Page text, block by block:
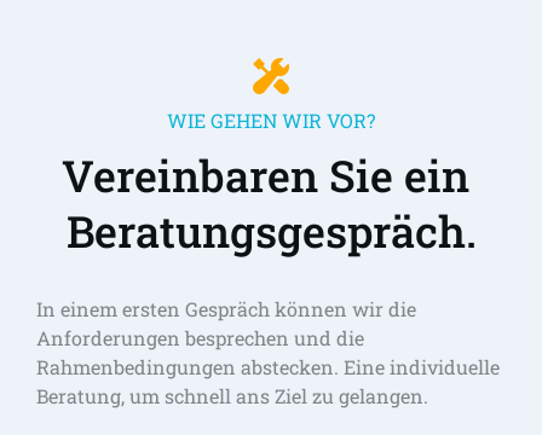
WIE GEHEN WIR VOR?
Vereinbaren Sie ein
Beratungsgespräch.
In einem ersten Gespräch können wir die
Anforderungen besprechen und die
Rahmenbedingungen abstecken. Eine individuelle
Beratung, um schnell ans Ziel zu gelangen.